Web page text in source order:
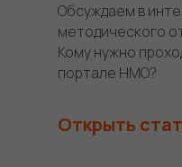
Обсуждаем в
методического
Кому нужно
портале НМО?
Открыть